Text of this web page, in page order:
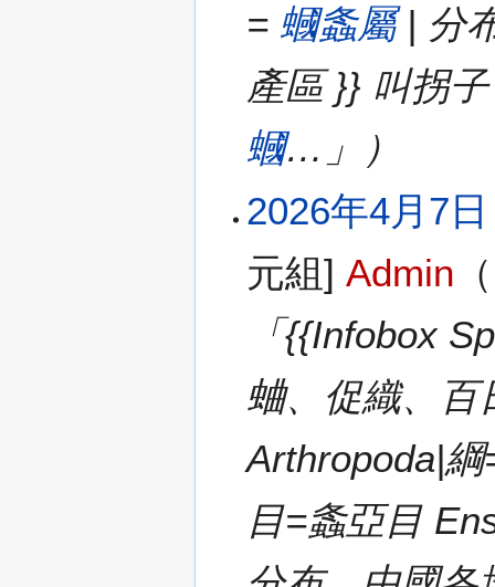
= 蟈螽屬| 分
產區 }} 叫拐
蟈…」）
2026年4月7
元組] Admin （
「{{Infobox
蛐、促織、百
Arthropoda|
目=螽亞目